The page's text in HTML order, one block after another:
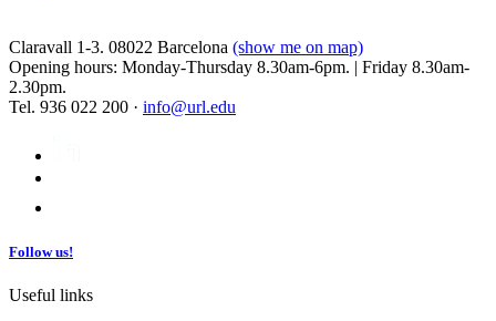
Claravall 1-3. 08022 Barcelona (show me on map)
Opening hours: Monday-Thursday 8.30am-6pm. | Friday 8.30am-
2.30pm.
Tel. 936 022 200 · info@url.edu
Follow us!
Useful links